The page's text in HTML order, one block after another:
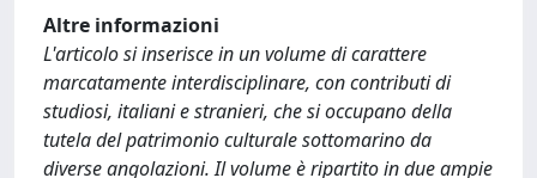
Altre informazioni
L'articolo si inserisce in un volume di carattere
marcatamente interdisciplinare, con contributi di
studiosi, italiani e stranieri, che si occupano della
tutela del patrimonio culturale sottomarino da
diverse angolazioni. Il volume è ripartito in due ampie